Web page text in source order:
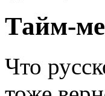
Тайм-
Что